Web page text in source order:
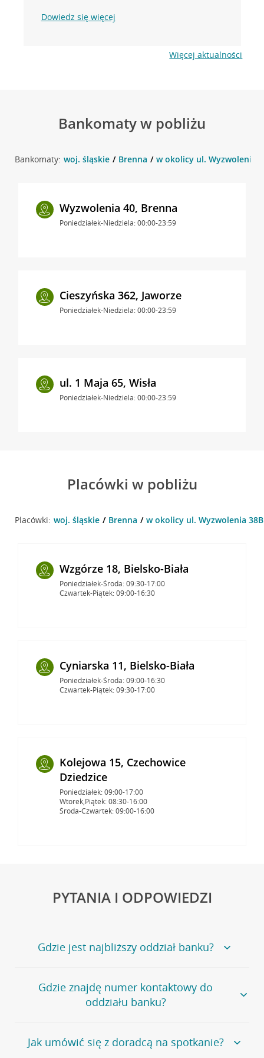
Dowiedz się więcej
Więcej aktualności
Bankomaty w pobliżu
Bankomaty: woj. śląskie Brenna w okolicy ul. Wyzwolenia
Wyzwolenia 40, Brenna
Poniedziałek-Niedziela: 00:00-23:59
Cieszyńska 362, Jaworze
Poniedziałek-Niedziela: 00:00-23:59
ul. 1 Maja 65, Wisła
Poniedziałek-Niedziela: 00:00-23:59
Placówki w pobliżu
Placówki: woj. śląskie Brenna w okolicy ul. Wyzwolenia
Wzgórze 18, Bielsko-Biała
Poniedziałek-Środa: 09:30-17:00
Czwartek-Piątek: 09:00-16:30
Cyniarska 11, Bielsko-Biała
Poniedziałek-Środa: 09:00-16:30
Czwartek-Piątek: 09:30-17:00
Kolejowa 15, Czechowice
Dziedzice
Poniedziałek: 09:00-17:00
Wtorek,Piątek: 08:30-16:00
Środa-Czwartek: 09:00-16:00
PYTANIA I ODPOWIEDZI
Gdzie jest najbliższy oddział banku?
Jeśli szukasz oddziału naszego banku, zapraszamy na
stronęPlacówki i bankomaty, na której znajduje się
wygodna wyszukiwarka.
oddziałów
Gdzie znajdę numer kontaktowy do
oddziału banku?
Bank Credit Agricole nie udostępnia ogólnego numeru
telefonu do placówki bankowej.
Jak umówić się z doradcą na spotkanie?